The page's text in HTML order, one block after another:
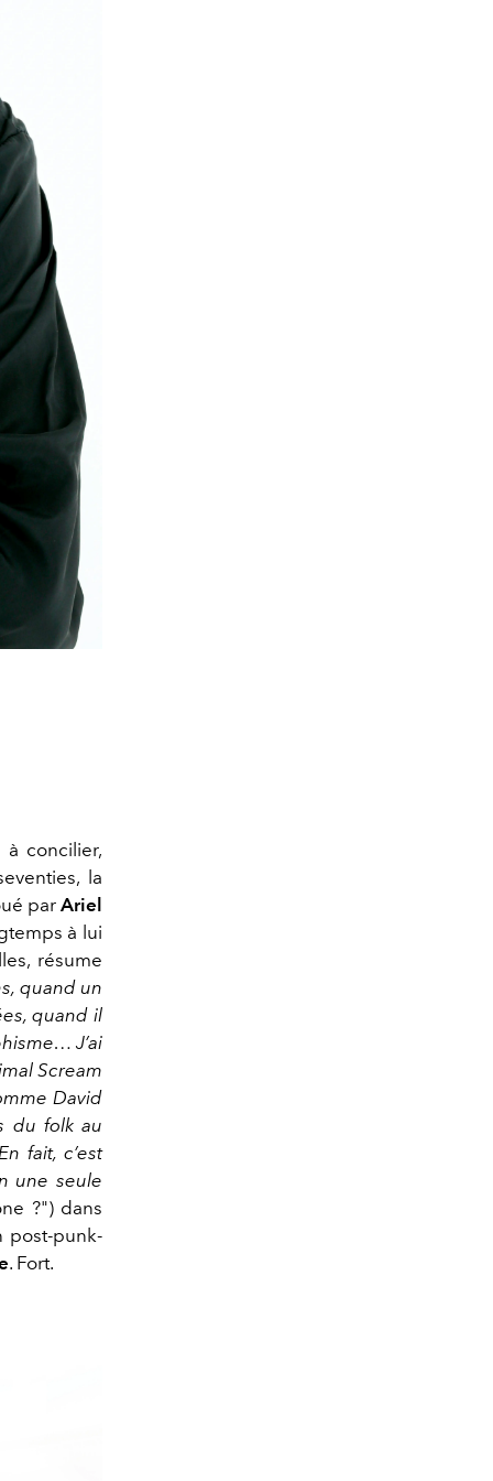
à concilier,
la
parAriel
à lui
résume
quand un
quand il
J’ai
Scream
David
du folk au
fait, c’est
une seule
?") dans
post-punk-
. Fort.